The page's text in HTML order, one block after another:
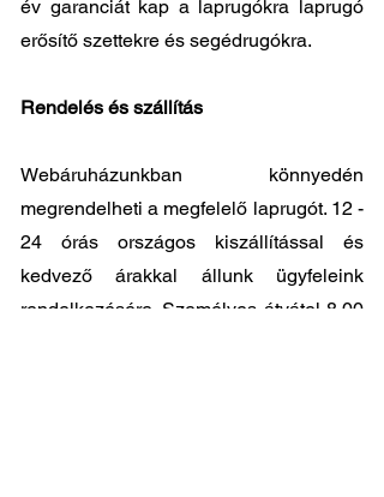
év garanciát kap a laprugókra laprugó
erősítő szettekre és segédrugókra.
Rendelés és szállítás
Webáruházunkban könnyedén
megrendelheti a megfelelő laprugót. 12 -
24 órás országos kiszállítással és
kedvező árakkal állunk ügyfeleink
rendelkezésére. Személyes átvátel 8.00